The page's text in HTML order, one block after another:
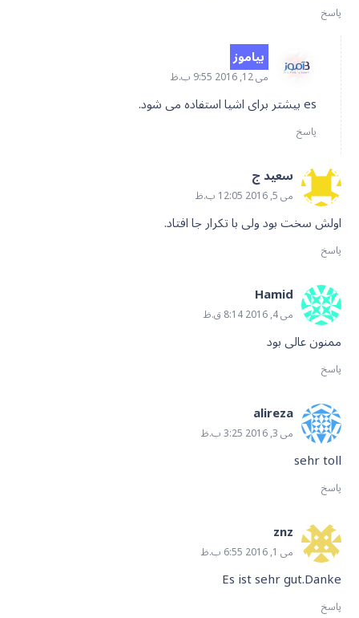
پاسخ
بیاموز
می 12, 2016 9:55 ب.ظ
es بیشتر برای اشیا استفاده می شود.
پاسخ
سعید ج
می 5, 2016 12:05 ب.ظ
اولش سخت بود ولی با تکرار جا افتاد.
پاسخ
Hamid
می 4, 2016 8:14 ق.ظ
ممنون عالی بود
پاسخ
alireza
می 3, 2016 3:25 ب.ظ
sehr toll
پاسخ
znz
می 1, 2016 6:55 ب.ظ
Es ist sehr gut.Danke
پاسخ